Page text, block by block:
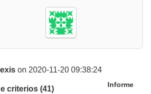
on 2020-11-20 09:38:24
Informe
criterios (41)